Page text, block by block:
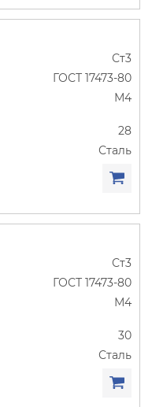
Ст3
ГОСТ 17473-80
М4
28
Сталь
Ст3
ГОСТ 17473-80
М4
30
Сталь